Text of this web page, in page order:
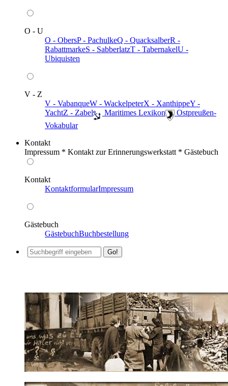
O - U
O - ObersP - PachulkeQ - QuacksalberR -
RabattmarkeS - SabberlatzT - TabernakelU -
Ubiquisten
V - Z
V - VabanqueW - WackelpeterX - XanthippeY -
YachtZ - Zabel ️ Maritimes Lexikon
️ Ostpreußen-
Vokabular
Kontakt
Impressum * Kontakt zur Erinnerungswerkstatt * Gästebuch
Kontakt
KontaktformularImpressum
Gästebuch
GästebuchBuchbestellung